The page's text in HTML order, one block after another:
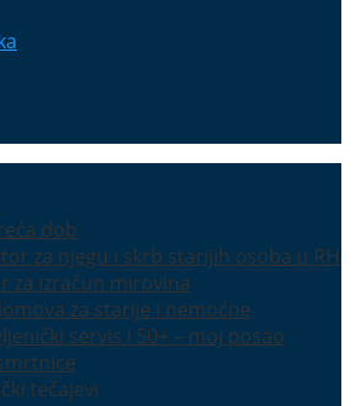
dob
za njegu i skrb starijih osoba u RH
za izračun mirovina
za starije i nemoćne
servis i 50+ – moj posao
tečajevi